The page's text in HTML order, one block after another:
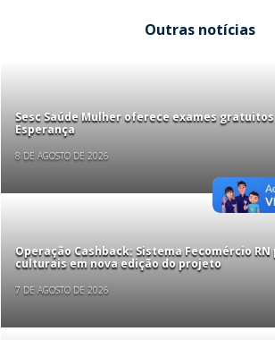
Outras notícias
Sesc Saúde Mulher oferece exames
Esperança
8 DE AGOSTO DE 2026
Operação Cashback: Sistema Fecomércio
culturais em nova edição do projeto
7 DE AGOSTO DE 2026